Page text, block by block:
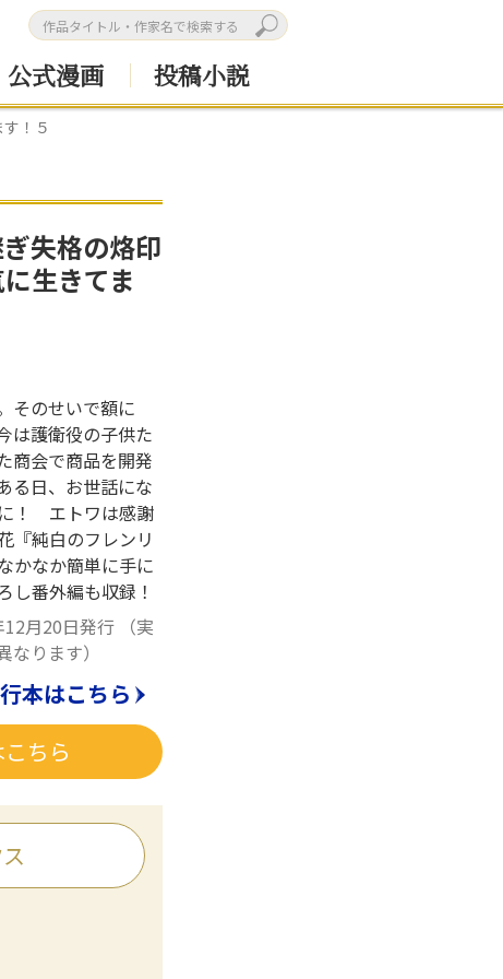
公式漫画 投稿小説
！５
失格の烙印
生きてま
そのせいで額に
は護衛役の子供た
商会で商品を開発
る日、お世話にな
！ エトワは感謝
『純白のフレンリ
かなか簡単に手に
し番外編も収録！
月20日発行 （実
ります）
本はこちら
ちら